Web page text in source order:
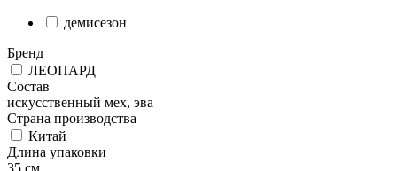
демисезон
Бренд
ЛЕОПАРД
Состав
искусственный мех, эва
Страна производства
Китай
Длина упаковки